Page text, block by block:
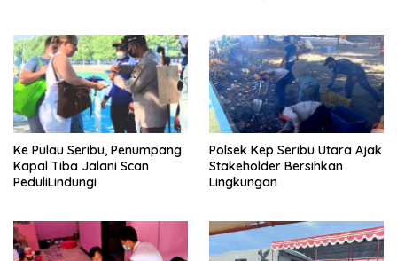
Ke Pulau Seribu, Penumpang
Kapal Tiba Jalani Scan
PeduliLindungi
Polsek Kep Seribu Utara Ajak
Stakeholder Bersihkan
Lingkungan